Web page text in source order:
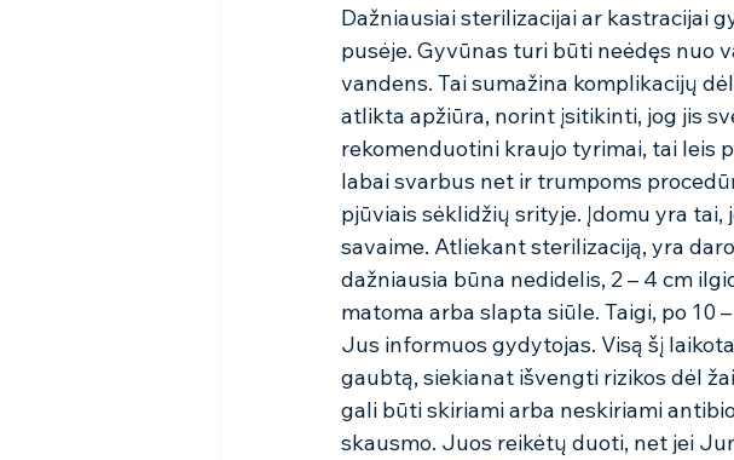
Dažniausiai sterilizacijai ar kastracijai
pusėje. Gyvūnas turi būti neėdęs nuo
vandens. Tai sumažina komplikacijų
atlikta apžiūra, norint įsitikinti, jog jis
rekomenduotini kraujo tyrimai, tai leis
labai svarbus net ir trumpoms
pjūviais sėklidžių srityje. Įdomu yra
savaime. Atliekant sterilizaciją, yra
dažniausia būna nedidelis, 2 – 4 cm
matoma arba slapta siūle. Taigi, po 10
Jus informuos gydytojas. Visą šį
gaubtą, siekianat išvengti rizikos dėl
gali būti skiriami arba neskiriami
skausmo. Juos reikėtų duoti, net jei